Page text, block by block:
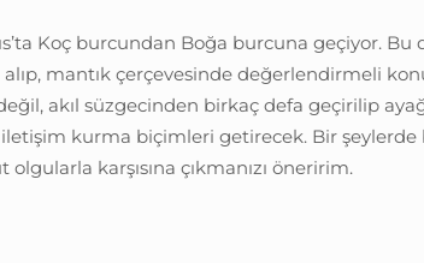
Koç burcundan Boğa burcuna geçiyor. Bu
mantık çerçevesinde değerlendirmeli
akıl süzgecinden birkaç defa geçirilip
kurma biçimleri getirecek. Bir şeylerde
karşısına çıkmanızı öneririm.